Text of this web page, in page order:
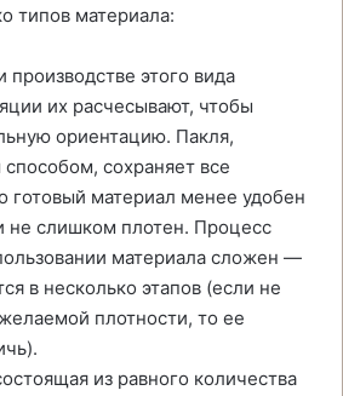
типов материала:
производстве этого вида
их расчесывают, чтобы
ориентацию. Пакля,
сохраняет все
готовый материал менее удобен
не слишком плотен. Процесс
материала сложен —
в несколько этапов (если не
плотности, то ее
из равного количества